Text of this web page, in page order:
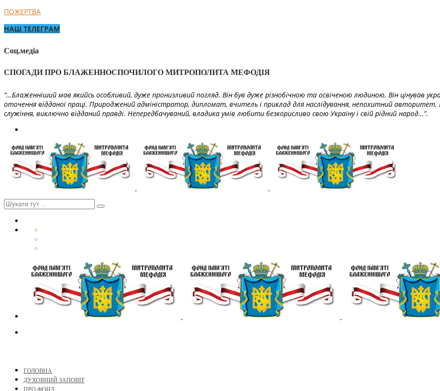
ПОЖЕРТВА
НАШ ТЕЛЕГРАМ
Соц.медіа
СПОГАДИ ПРО БЛАЖЕННОСПОЧИЛОГО МИТРОПОЛИТА МЕФОДІЯ
“…Блаженніший мав якийсь особливий, дуже пронизливий погляд. Він був дуже різнобічною та освіченою людиною. Він цінував
оточення відданої праці. Природжений адміністратор, дипломат, вчитель і приклад для наслідування, непохитний
служіння, виключно відданий правді. Непередбачуваний, владика умів любити безкорисливо свою Україну і свій рідний народ…”.
ГОЛОВНА
ДУХОВНИЙ ЗАПОВІТ
ПРО ФОНД